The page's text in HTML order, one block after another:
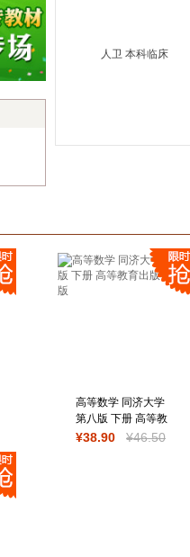
人卫 本科临床
高等数学 同济大学
第八版 下册 高等教
育出版社 第8版
¥38.90 ¥46.50